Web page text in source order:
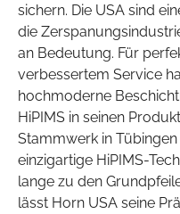
sichern. Die USA sind
die
an Bedeutung. Für
verbessertem Service
hochmoderne
HiPIMS in seinen
Stammwerk in
einzigartige HiPIMS-
lange zu den
lässt Horn USA seine